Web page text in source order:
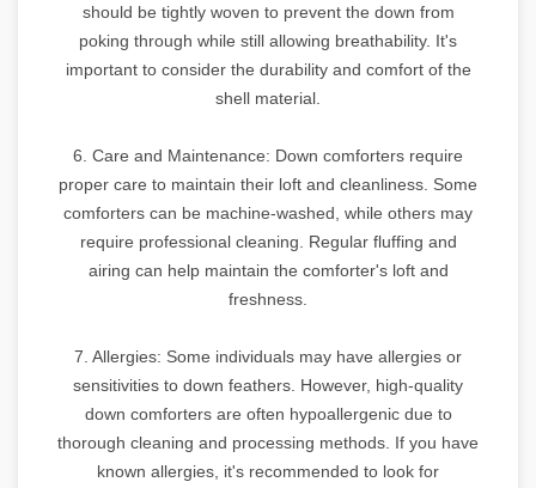
should be tightly woven to prevent the down from
poking through while still allowing breathability. It's
important to consider the durability and comfort of the
shell material.
6. Care and Maintenance: Down comforters require
proper care to maintain their loft and cleanliness. Some
comforters can be machine-washed, while others may
require professional cleaning. Regular fluffing and
airing can help maintain the comforter's loft and
freshness.
7. Allergies: Some individuals may have allergies or
sensitivities to down feathers. However, high-quality
down comforters are often hypoallergenic due to
thorough cleaning and processing methods. If you have
known allergies, it's recommended to look for